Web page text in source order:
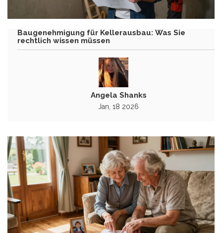
Baugenehmigung für Kellerausbau: Was Sie
rechtlich wissen müssen
Angela Shanks
Jan, 18 2026